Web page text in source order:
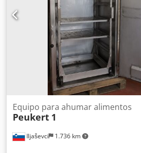
Iljaševci 1.736 km
Equipo para ahumar alimentos
Peukert 1